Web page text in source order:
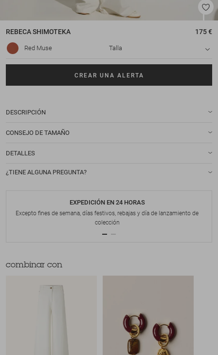
REBECASHIMOTEKA 175 €
Red Muse Talla
CREAR UNA ALERTA
DESCRIPCIÓN
CONSEJO DE TAMAÑO
DETALLES
¿TIENE ALGUNA PREGUNTA?
EXPEDICIÓN EN 24 HORAS
Excepto fines de semana, días festivos, rebajas y día de lanzamiento de
colección
combinar con